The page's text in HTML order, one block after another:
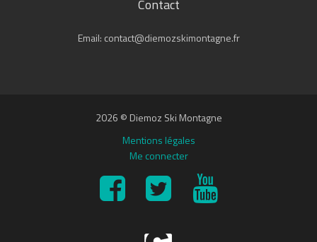
Contact
Email: contact@diemozskimontagne.fr
2026 © Diemoz Ski Montagne
Mentions légales
Me connecter